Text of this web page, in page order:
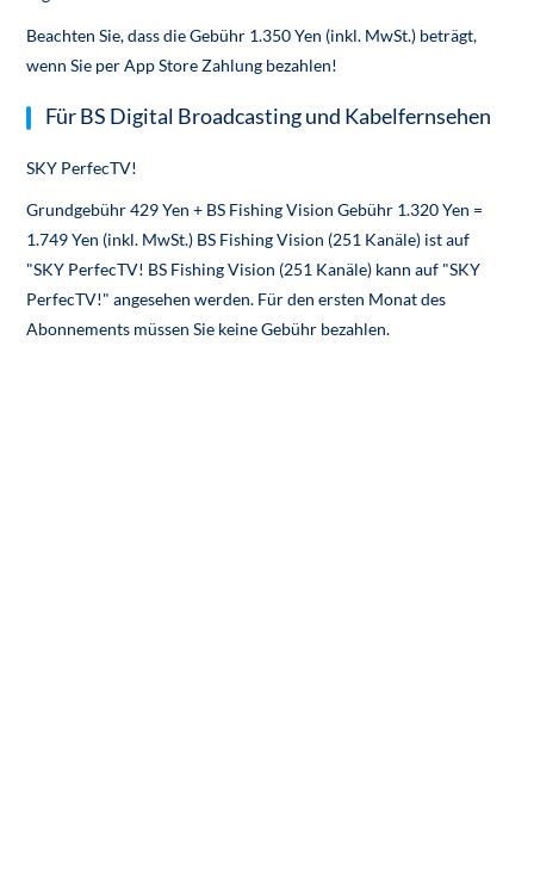
Beachten Sie, dass die Gebühr 1.350 Yen (inkl. MwSt.) beträgt,
wenn Sie per App Store Zahlung bezahlen!
Für BS Digital Broadcasting und Kabelfernsehen
SKY PerfecTV!
Grundgebühr 429 Yen + BS Fishing Vision Gebühr 1.320 Yen =
1.749 Yen (inkl. MwSt.) BS Fishing Vision (251 Kanäle) ist auf
"SKY PerfecTV! BS Fishing Vision (251 Kanäle) kann auf "SKY
PerfecTV!" angesehen werden. Für den ersten Monat des
Abonnements müssen Sie keine Gebühr bezahlen.